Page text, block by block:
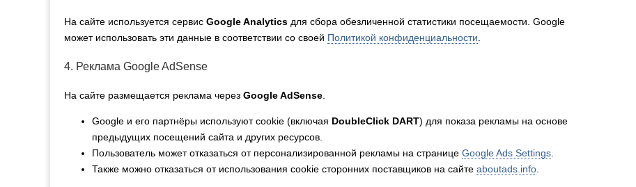
На сайте используется сервис Google Analytics для сбора обезличенной статистики посещаемости. Google
может использовать эти данные в соответствии со своей Политикой конфиденциальности
4. Реклама Google AdSense
На сайте размещается реклама через Google AdSense
Google и его партнёры используют cookie (включая DoubleClick DART) для показа рекламы на основе
предыдущих посещений сайта и других ресурсов.
Пользователь может отказаться от персонализированной рекламы на странице Google Ads Settings
Также можно отказаться от использования cookie сторонних поставщиков на сайте aboutads.info